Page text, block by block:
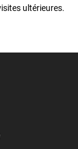
ultérieures.